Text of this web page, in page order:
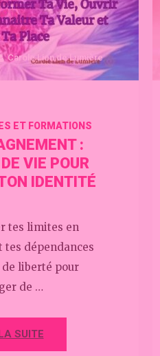
Carole Lien de Lumière
ET FORMATIONS
:
VIE POUR
IDENTITÉ
tes limites en
tes dépendances
liberté pour
de …
SUITE